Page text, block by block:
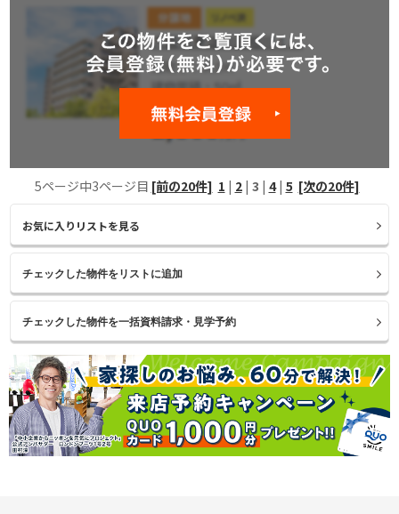
5ページ中3ページ目 [前の20件] 1 | 2| 3 | 4| 5 [次の20件]
お気に入りリストを見る